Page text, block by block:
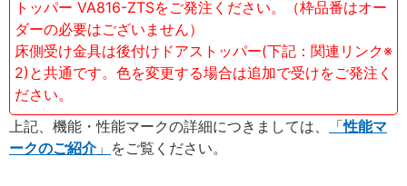
トッパー VA816-ZTSをご発注ください。（枠品番はオー
ダーの必要はございません）
床側受け金具は後付けドアストッパー(下記：関連リンク※
2)と共通です。色を変更する場合は追加で受けをご発注く
ださい。
上記、機能・性能マークの詳細につきましては、
性能マ
ークのご紹介
をご覧ください。